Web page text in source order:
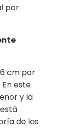
por
cm por
este
y la
de las